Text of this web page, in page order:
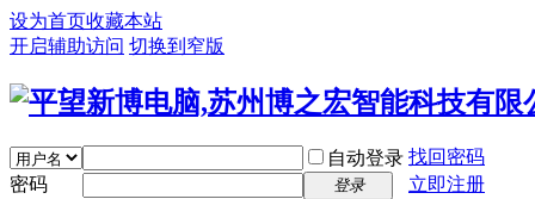
设为首页收藏本站
开启辅助访问 切换到窄版
自动登录 找回密码
密码
登录
立即注册